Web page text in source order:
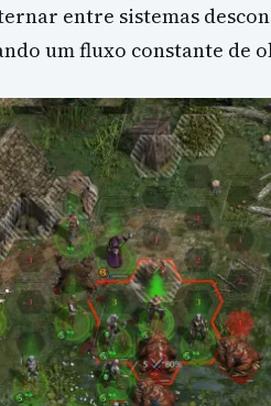
entre sistemas
um fluxo constante de